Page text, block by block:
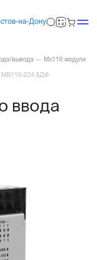
на-Дону
вывода — Мх110 модули
МВ110-224.8ДФ
ввода